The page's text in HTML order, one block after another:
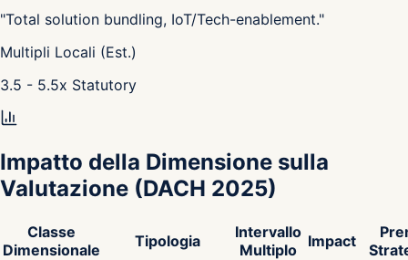
"Total solution bundling, IoT/Tech-enablement."
Multipli Locali (Est.)
3.5 - 5.5x Statutory
Impatto della Dimensione sulla
Valutazione (DACH 2025)
Classe
Dimensionale
Tipologia
Intervallo
Multiplo
Impact